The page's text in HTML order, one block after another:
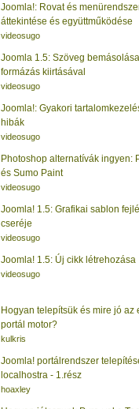
Joomla!: Rovat és
áttekintése és együttműködése
videosugo
Joomla 1.5: Szöveg
formázás kiirtásával
videosugo
Joomla!: Gyakori
hibák
videosugo
Photoshop alternatívák ingyen:
és Sumo Paint
videosugo
Joomla! 1.5: Grafikai sablon
cseréje
videosugo
Joomla! 1.5: Új cikk létrehozása
videosugo
Hogyan telepítsük és mire jó az
portál motor?
kulkris
Joomla! portálrendszer
localhostra - 1.rész
hoaxley